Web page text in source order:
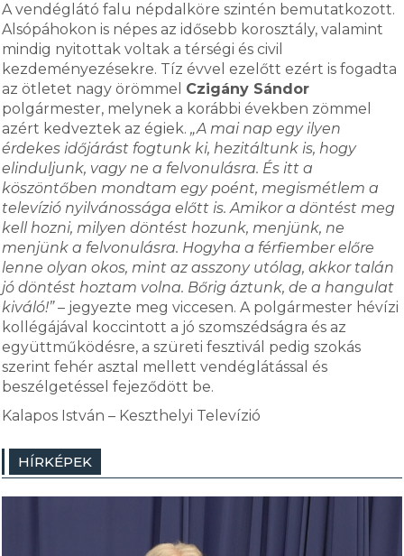
A vendéglátó falu népdalköre szintén bemutatkozott.
Alsópáhokon is népes az idősebb korosztály, valamint
mindig nyitottak voltak a térségi és civil
kezdeményezésekre. Tíz évvel ezelőtt ezért is fogadta
az ötletet nagy örömmel Czigány Sándor
polgármester, melynek a korábbi években zömmel
azért kedveztek az égiek.„A mai nap egy ilyen
érdekes időjárást fogtunk ki, hezitáltunk is, hogy
elinduljunk, vagy ne a felvonulásra. És itt a
köszöntőben mondtam egy poént, megismétlem a
televízió nyilvánossága előtt is. Amikor a döntést meg
kell hozni, milyen döntést hozunk, menjünk, ne
menjünk a felvonulásra. Hogyha a férfiember előre
lenne olyan okos, mint az asszony utólag, akkor talán
jó döntést hoztam volna. Bőrig áztunk, de a hangulat
kiváló!”– jegyezte meg viccesen. A polgármester hévízi
kollégájával koccintott a jó szomszédságra és az
együttműködésre, a szüreti fesztivál pedig szokás
szerint fehér asztal mellett vendéglátással és
beszélgetéssel fejeződött be.
Kalapos István – Keszthelyi Televízió
HÍRKÉPEK